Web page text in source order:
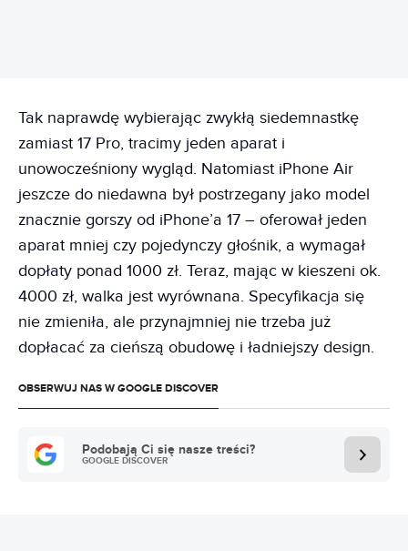
Tak naprawdę wybierając zwykłą siedemnastkę
zamiast 17 Pro, tracimy jeden aparat i
unowocześniony wygląd. Natomiast iPhone Air
jeszcze do niedawna był postrzegany jako model
znacznie gorszy od iPhone’a 17 – oferował jeden
aparat mniej czy pojedynczy głośnik, a wymagał
dopłaty ponad 1000 zł. Teraz, mając w kieszeni ok.
4000 zł, walka jest wyrównana. Specyfikacja się
nie zmieniła, ale przynajmniej nie trzeba już
dopłacać za cieńszą obudowę i ładniejszy design.
OBSERWUJ NAS W GOOGLE DISCOVER
Podobają Ci się nasze treści?
GOOGLE DISCOVER